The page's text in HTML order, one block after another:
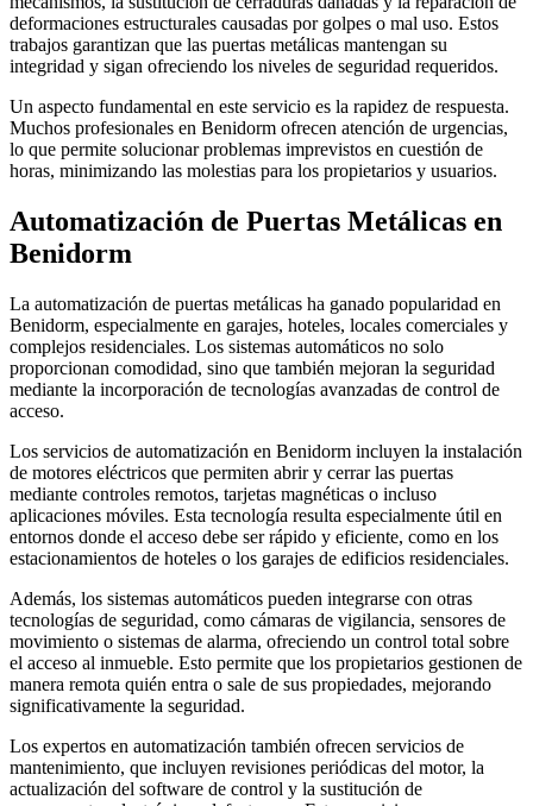
deformaciones estructurales causadas por golpes o mal uso. Estos
trabajos garantizan que las puertas metálicas mantengan su
integridad y sigan ofreciendo los niveles de seguridad requeridos.
Un aspecto fundamental en este servicio es la rapidez de respuesta.
Muchos profesionales en Benidorm ofrecen atención de urgencias,
lo que permite solucionar problemas imprevistos en cuestión de
horas, minimizando las molestias para los propietarios y usuarios.
Automatización de Puertas Metálicas en
Benidorm
La automatización de puertas metálicas ha ganado popularidad en
Benidorm, especialmente en garajes, hoteles, locales comerciales y
complejos residenciales. Los sistemas automáticos no solo
proporcionan comodidad, sino que también mejoran la seguridad
mediante la incorporación de tecnologías avanzadas de control de
acceso.
Los servicios de automatización en Benidorm incluyen la instalación
de motores eléctricos que permiten abrir y cerrar las puertas
mediante controles remotos, tarjetas magnéticas o incluso
aplicaciones móviles. Esta tecnología resulta especialmente útil en
entornos donde el acceso debe ser rápido y eficiente, como en los
estacionamientos de hoteles o los garajes de edificios residenciales.
Además, los sistemas automáticos pueden integrarse con otras
tecnologías de seguridad, como cámaras de vigilancia, sensores de
movimiento o sistemas de alarma, ofreciendo un control total sobre
el acceso al inmueble. Esto permite que los propietarios gestionen de
manera remota quién entra o sale de sus propiedades, mejorando
significativamente la seguridad.
Los expertos en automatización también ofrecen servicios de
mantenimiento, que incluyen revisiones periódicas del motor, la
actualización del software de control y la sustitución de